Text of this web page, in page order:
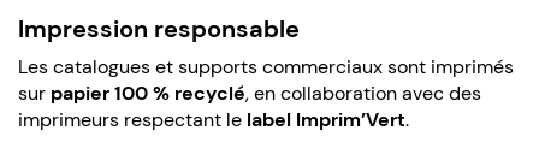
Impression responsable
Les catalogues et supports commerciaux sont imprimés
sur papier 100 % recyclé, en collaboration avec des
imprimeurs respectant le label Imprim’Vert.